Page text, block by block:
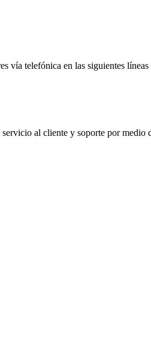
vía telefónica en las siguientes
al cliente y soporte por